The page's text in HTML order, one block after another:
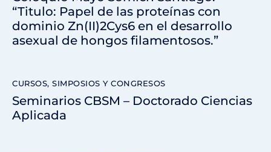
“Titulo: Papel de las proteínas con
dominio Zn(II)2Cys6 en el desarrollo
asexual de hongos filamentosos.”
CURSOS, SIMPOSIOS Y CONGRESOS
Seminarios CBSM – Doctorado Ciencias
Aplicada